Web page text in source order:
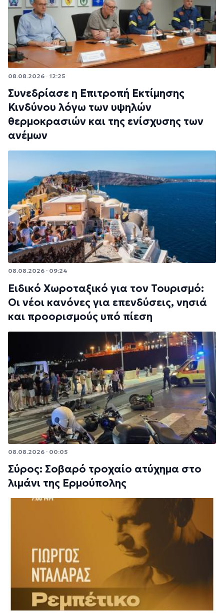
08.08.2026 · 12:25
Συνεδρίασε η Επιτροπή Εκτίμησης
Κινδύνου λόγω των υψηλών
θερμοκρασιών και της ενίσχυσης των
ανέμων
08.08.2026 · 09:24
Ειδικό Χωροταξικό για τον Τουρισμό:
Οι νέοι κανόνες για επενδύσεις, νησιά
και προορισμούς υπό πίεση
08.08.2026 · 00:05
Σύρος: Σοβαρό τροχαίο ατύχημα στο
λιμάνι της Ερμούπολης